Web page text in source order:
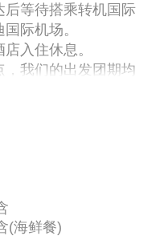
后等待搭乘转机国际
际机场。
入住休息。
我们的出发团期均
年秋季树叶预
赏期都有所不同，
如遇天气变化，导
期提前结束，请您
景点参观。
(海鲜餐)